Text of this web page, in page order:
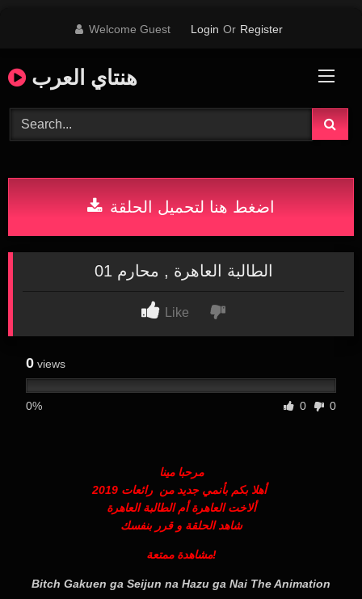
Welcome Guest Login Or Register
هنتاي العرب
اضغط هنا لتحميل الحلقة
الطالبة العاهرة , محارم 01
Like
0 views
0% 0 0
مرحبا مينا
أهلا بكم بأنمي جديد من رائعات 2019
ألاخت العاهرة أم الطالبة العاهرة
شاهد الحلقة و قرر بنفسك
مشاهدة ممتعة!
Bitch Gakuen ga Seijun na Hazu ga Nai The Animation